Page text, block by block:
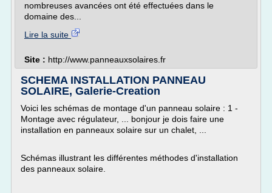
nombreuses avancées ont été effectuées dans le
domaine des...
Lire la suite
Site : http://www.panneauxsolaires.fr
SCHEMA INSTALLATION PANNEAU
SOLAIRE, Galerie-Creation
Voici les schémas de montage d'un panneau solaire : 1 -
Montage avec régulateur, ... bonjour je dois faire une
installation en panneaux solaire sur un chalet, ...
Schémas illustrant les différentes méthodes d'installation
des panneaux solaire.